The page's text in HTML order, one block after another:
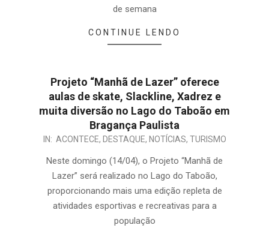
de semana
CONTINUE LENDO
Projeto “Manhã de Lazer” oferece
aulas de skate, Slackline, Xadrez e
muita diversão no Lago do Taboão em
Bragança Paulista
IN: ACONTECE, DESTAQUE, NOTÍCIAS, TURISMO
Neste domingo (14/04), o Projeto “Manhã de
Lazer” será realizado no Lago do Taboão,
proporcionando mais uma edição repleta de
atividades esportivas e recreativas para a
população